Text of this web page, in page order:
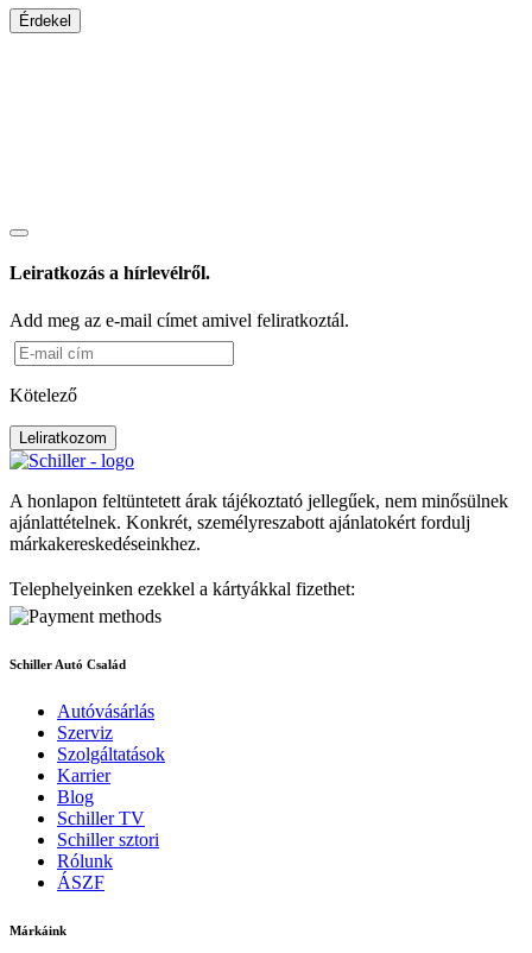
Érdekel
Leiratkozás a hírlevélről.
Add meg az e-mail címet amivel feliratkoztál.
Kötelező
Leliratkozom
A honlapon feltüntetett árak tájékoztató jellegűek, nem minősülnek
ajánlattételnek. Konkrét, személyreszabott ajánlatokért fordulj
márkakereskedéseinkhez.
Telephelyeinken ezekkel a kártyákkal fizethet:
Schiller Autó Család
Autóvásárlás
Szerviz
Szolgáltatások
Karrier
Blog
Schiller TV
Schiller sztori
Rólunk
ÁSZF
Márkáink